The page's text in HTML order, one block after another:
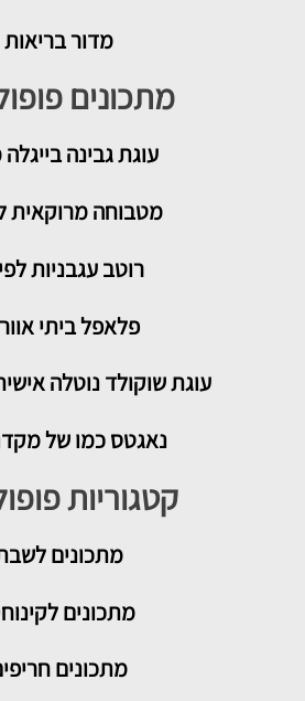
מדור בריאות
מתכונים
עוגת גבינה
מטבוחה מרוקאית
רוטב עגבניות
פלאפל ביתי
עוגת שוקולד נוטלה
נאגטס כמו של
קטגוריות
מתכונים
מתכונים
מתכונים